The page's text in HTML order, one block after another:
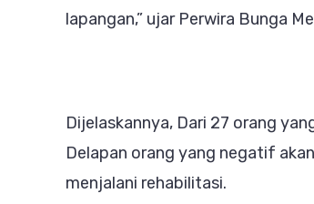
lapangan,” ujar Perwira Bunga
Dijelaskannya, Dari 27 orang
Delapan orang yang negatif
menjalani rehabilitasi.